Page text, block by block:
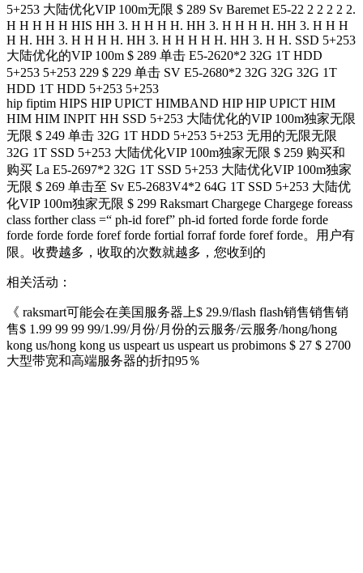
5+253 大陆优化VIP 100m无限 $ 289 Sv Baremet E5-22 2 2 2 2 2.
H H H H H HIS HH 3. H H H H. HH 3. H H H H. HH 3. H H H
H H. HH 3. H H H H. HH 3. H H H H H. HH 3. H H. SSD 5+253
大陆优化的VIP 100m $ 289 单击 E5-2620*2 32G 1T HDD
5+253 5+253 229 $ 229 单击 SV E5-2680*2 32G 32G 32G 1T
HDD 1T HDD 5+253 5+253
hip fiptim HIPS HIP UPICT HIMBAND HIP HIP UPICT HIM
HIM HIM INPIT HH SSD 5+253 大陆优化的VIP 100m独家无限
无限 $ 249 单击 32G 1T HDD 5+253 5+253 无用的无限无限
32G 1T SSD 5+253 大陆优化VIP 100m独家无限 $ 259 购买和
购买 La E5-2697*2 32G 1T SSD 5+253 大陆优化VIP 100m独家
无限 $ 269 单击至 Sv E5-2683V4*2 64G 1T SSD 5+253 大陆优
化VIP 100m独家无限 $ 299 Raksmart Chargege Chargege foreass
class forther class =“ ph-id foref” ph-id forted forde forde forde
forde forde forde foref forde fortial forraf forde foref forde。用户有
限。收费越多，收取的次数就越多，您收到的
相关活动：
《 raksmart可能会在美国服务器上$ 29.9/flash flash销售销售销
售$ 1.99 99 99 99/1.99/月份/月份的云服务/云服务/hong/hong
kong us/hong kong us uspeart us uspeart us probimons $ 27 $ 2700
大型带宽和高端服务器的折扣95％